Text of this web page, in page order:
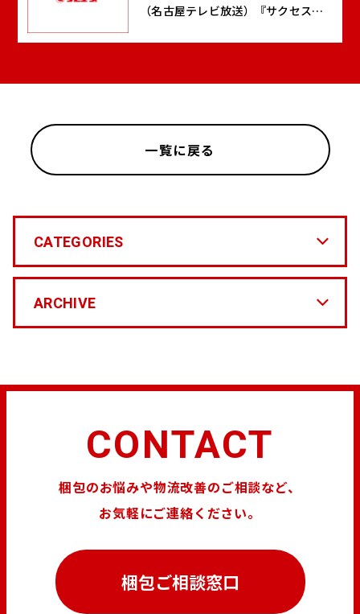
（名古屋テレビ放送）『サクセス』
一覧に戻る
CATEGORIES
ARCHIVE
CONTACT
梱包のお悩みや物流改善のご相談など、
お気軽にご連絡ください。
梱包ご相談窓口